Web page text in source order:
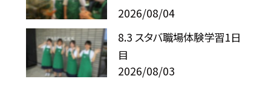
2026/08/04
8.3 スタバ職場体験学習1日
目
2026/08/03